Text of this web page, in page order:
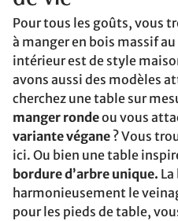
Pour tous les goûts, vous
à manger en bois massif
intérieur est de style
avons aussi des modèles
cherchez une table sur
manger rondeou vous
variante végane ? Vous
ici. Ou bien une table
bordure d’arbre unique.
harmonieusement le
pour les pieds de table,